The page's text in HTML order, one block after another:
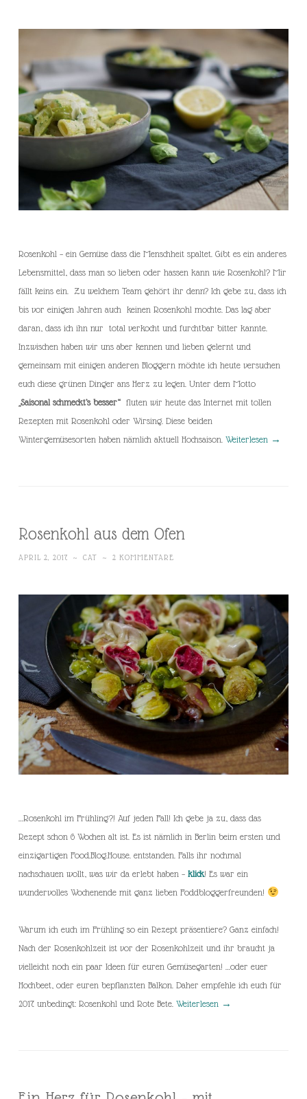
Rosenkohl – ein Gemüse dass die Menschheit spaltet. Gibt es ein anderes
Lebensmittel, dass man so lieben oder hassen kann wie Rosenkohl? Mir
fällt keins ein. Zu welchem Team gehört ihr denn? Ich gebe zu, dass ich
bis vor einigen Jahren auch keinen Rosenkohl mochte. Das lag aber
daran, dass ich ihn nur total verkocht und furchtbar bitter kannte.
Inzwischen haben wir uns aber kennen und lieben gelernt und
gemeinsam mit einigen anderen Bloggern möchte ich heute versuchen
euch diese grünen Dinger ans Herz zu legen. Unter dem Motto
„Saisonal schmeckt’s besser“ fluten wir heute das Internet mit tollen
Rezepten mit Rosenkohl oder Wirsing. Diese beiden
Wintergemüsesorten haben nämlich aktuell Hochsaison. Weiterlesen →
Rosenkohl aus dem Ofen
APRIL 2, 2017 ~ CAT ~ 2 KOMMENTARE
…Rosenkohl im Frühling?! Auf jeden Fall! Ich gebe ja zu, dass das
Rezept schon 6 Wochen alt ist. Es ist nämlich in Berlin beim ersten und
einzigartigen Food.Blog.House. entstanden. Falls ihr nochmal
nachschauen wollt, was wir da erlebt haben – klick! Es war ein
wundervolles Wochenende mit ganz lieben Foddbloggerfreunden!
Warum ich euch im Frühling so ein Rezept präsentiere? Ganz einfach!
Nach der Rosenkohlzeit ist vor der Rosenkohlzeit und ihr braucht ja
vielleicht noch ein paar Ideen für euren Gemüsegarten! …oder euer
Hochbeet, oder euren bepflanzten Balkon. Daher empfehle ich euch für
2017 unbedingt: Rosenkohl und Rote Bete. Weiterlesen →